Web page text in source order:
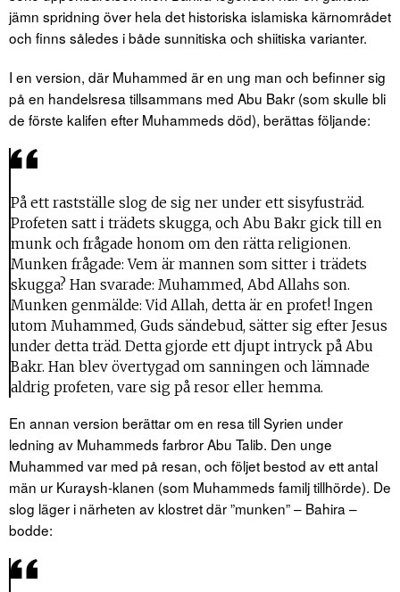
jämn spridning över hela det historiska islamiska kärnområdet
och finns således i både sunnitiska och shiitiska varianter.
I en version, där Muhammed är en ung man och befinner sig
på en handelsresa tillsammans med Abu Bakr (som skulle bli
de förste kalifen efter Muhammeds död), berättas följande:
På ett rastställe slog de sig ner under ett sisyfusträd.
Profeten satt i trädets skugga, och Abu Bakr gick till en
munk och frågade honom om den rätta religionen.
Munken frågade: Vem är mannen som sitter i trädets
skugga? Han svarade: Muhammed, Abd Allahs son.
Munken genmälde: Vid Allah, detta är en profet! Ingen
utom Muhammed, Guds sändebud, sätter sig efter Jesus
under detta träd. Detta gjorde ett djupt intryck på Abu
Bakr. Han blev övertygad om sanningen och lämnade
aldrig profeten, vare sig på resor eller hemma.
En annan version berättar om en resa till Syrien under
ledning av Muhammeds farbror Abu Talib. Den unge
Muhammed var med på resan, och följet bestod av ett antal
män ur Kuraysh-klanen (som Muhammeds familj tillhörde). De
slog läger i närheten av klostret där ”munken” – Bahira –
bodde: